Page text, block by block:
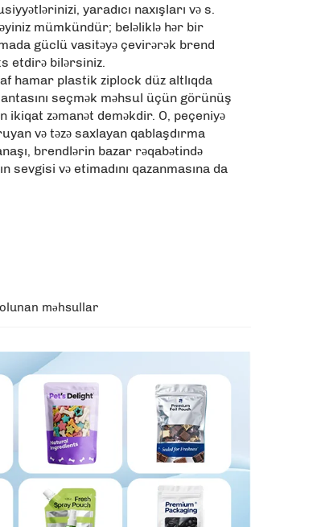
yaradıcı naxışları və s.
mümkündür; beləliklə hər bir
güclü vasitəyə çevirərək brend
etdirə bilərsiniz.
hamar plastik ziplock düz altlıqda
seçmək məhsul üçün görünüş
ikiqat zəmanət deməkdir. O, peçeniyə
və təzə saxlayan qablaşdırma
brendlərin bazar rəqabətində
sevgisi və etimadını qazanmasına da
məhsullar